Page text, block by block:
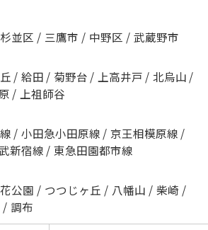
杉並区 / 三鷹市 / 中野区 / 武蔵野市
/ 給田 / 菊野台 / 上高井戸 / 北烏山 /
/ 上祖師谷
/ 小田急小田原線 / 京王相模原線 /
新宿線 / 東急田園都市線
公園 / つつじヶ丘 / 八幡山 / 柴崎 /
/ 調布